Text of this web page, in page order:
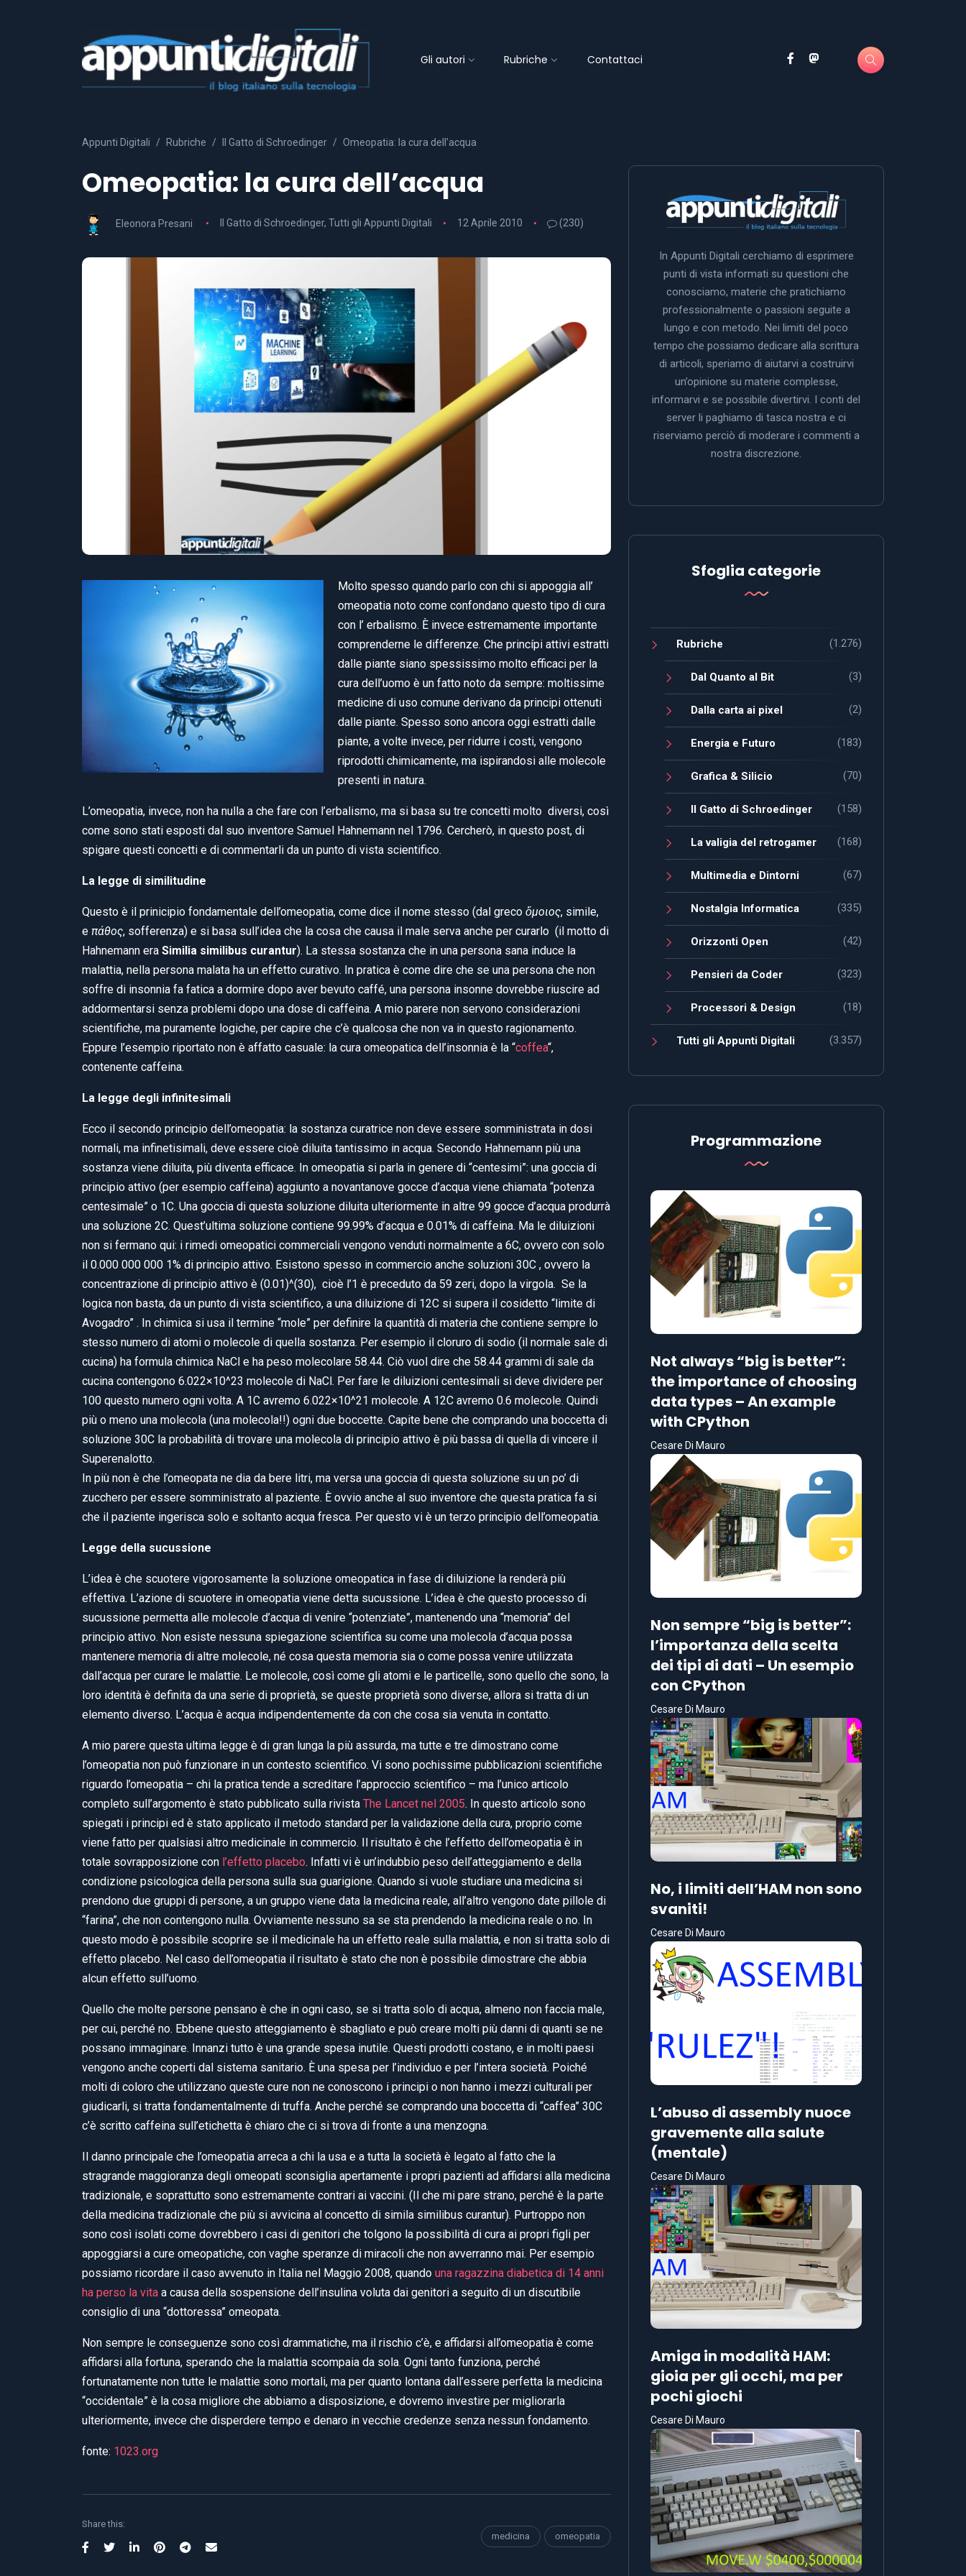
Gli autori Rubriche Contattaci
Appunti Digitali Rubriche Il Gatto di Schroedinger Omeopatia: la cura dell’acqua
Omeopatia: la cura dell’acqua
Eleonora Presani Il Gatto di Schroedinger, Tutti gli Appunti Digitali 12 Aprile 2010 (230)
Molto spesso quando parlo con chi si appoggia all’
omeopatia noto come confondano questo tipo di cura
con l’ erbalismo. È invece estremamente importante
comprenderne le differenze. Che princípi attivi estratti
dalle piante siano spessissimo molto efficaci per la
cura dell’uomo è un fatto noto da sempre: moltissime
medicine di uso comune derivano da principi ottenuti
dalle piante. Spesso sono ancora oggi estratti dalle
piante, a volte invece, per ridurre i costi, vengono
riprodotti chimicamente, ma ispirandosi alle molecole
presenti in natura.
L’omeopatia, invece, non ha nulla a che fare con l’erbalismo, ma si basa su tre concetti molto diversi, così
come sono stati esposti dal suo inventore Samuel Hahnemann nel 1796. Cercherò, in questo post, di
spigare questi concetti e di commentarli da un punto di vista scientifico.
La legge di similitudine
Questo è il prinicipio fondamentale dell’omeopatia, come dice il nome stesso (dal greco ὅμοιος, simile,
e πάθος, sofferenza) e si basa sull’idea che la cosa che causa il male serva anche per curarlo (il motto di
Hahnemann era Similia similibus curantur). La stessa sostanza che in una persona sana induce la
malattia, nella persona malata ha un effetto curativo. In pratica è come dire che se una persona che non
soffre di insonnia fa fatica a dormire dopo aver bevuto caffé, una persona insonne dovrebbe riuscire ad
addormentarsi senza problemi dopo una dose di caffeina. A mio parere non servono considerazioni
scientifiche, ma puramente logiche, per capire che c’è qualcosa che non va in questo ragionamento.
Eppure l’esempio riportato non è affatto casuale: la cura omeopatica dell’insonnia è la “coffea“,
contenente caffeina.
La legge degli infinitesimali
Ecco il secondo principio dell’omeopatia: la sostanza curatrice non deve essere somministrata in dosi
normali, ma infinetisimali, deve essere cioè diluita tantissimo in acqua. Secondo Hahnemann più una
sostanza viene diluita, più diventa efficace. In omeopatia si parla in genere di “centesimi”: una goccia di
principio attivo (per esempio caffeina) aggiunto a novantanove gocce d’acqua viene chiamata “potenza
centesimale” o 1C. Una goccia di questa soluzione diluita ulteriormente in altre 99 gocce d’acqua produrrà
una soluzione 2C. Quest’ultima soluzione contiene 99.99% d’acqua e 0.01% di caffeina. Ma le diluizioni
non si fermano qui: i rimedi omeopatici commerciali vengono venduti normalmente a 6C, ovvero con solo
il 0.000 000 000 1% di principio attivo. Esistono spesso in commercio anche soluzioni 30C , ovvero la
concentrazione di principio attivo è (0.01)^(30), cioè l’1 è preceduto da 59 zeri, dopo la virgola. Se la
logica non basta, da un punto di vista scientifico, a una diluizione di 12C si supera il cosidetto “limite di
Avogadro” . In chimica si usa il termine “mole” per definire la quantità di materia che contiene sempre lo
stesso numero di atomi o molecole di quella sostanza. Per esempio il cloruro di sodio (il normale sale di
cucina) ha formula chimica NaCl e ha peso molecolare 58.44. Ciò vuol dire che 58.44 grammi di sale da
cucina contengono 6.022×10^23 molecole di NaCl. Per fare le diluizioni centesimali si deve dividere per
100 questo numero ogni volta. A 1C avremo 6.022×10^21 molecole. A 12C avremo 0.6 molecole. Quindi
più o meno una molecola (una molecola!!) ogni due boccette. Capite bene che comprando una boccetta di
soluzione 30C la probabilità di trovare una molecola di principio attivo è più bassa di quella di vincere il
Superenalotto.
In più non è che l’omeopata ne dia da bere litri, ma versa una goccia di questa soluzione su un po’ di
zucchero per essere somministrato al paziente. È ovvio anche al suo inventore che questa pratica fa si
che il paziente ingerisca solo e soltanto acqua fresca. Per questo vi è un terzo principio dell’omeopatia.
Legge della sucussione
L’idea è che scuotere vigorosamente la soluzione omeopatica in fase di diluizione la renderà più
effettiva. L’azione di scuotere in omeopatia viene detta sucussione. L’idea è che questo processo di
sucussione permetta alle molecole d’acqua di venire “potenziate”, mantenendo una “memoria” del
principio attivo. Non esiste nessuna spiegazione scientifica su come una molecola d’acqua possa
mantenere memoria di altre molecole, né cosa questa memoria sia o come possa venire utilizzata
dall’acqua per curare le malattie. Le molecole, così come gli atomi e le particelle, sono quello che sono, la
loro identità è definita da una serie di proprietà, se queste proprietà sono diverse, allora si tratta di un
elemento diverso. L’acqua è acqua indipendentemente da con che cosa sia venuta in contatto.
A mio parere questa ultima legge è di gran lunga la più assurda, ma tutte e tre dimostrano come
l’omeopatia non può funzionare in un contesto scientifico. Vi sono pochissime pubblicazioni scientifiche
riguardo l’omeopatia – chi la pratica tende a screditare l’approccio scientifico – ma l’unico articolo
completo sull’argomento è stato pubblicato sulla rivista The Lancet nel 2005. In questo articolo sono
spiegati i principi ed è stato applicato il metodo standard per la validazione della cura, proprio come
viene fatto per qualsiasi altro medicinale in commercio. Il risultato è che l’effetto dell’omeopatia è in
totale sovrapposizione con l’effetto placebo. Infatti vi è un’indubbio peso dell’atteggiamento e della
condizione psicologica della persona sulla sua guarigione. Quando si vuole studiare una medicina si
prendono due gruppi di persone, a un gruppo viene data la medicina reale, all’altro vengono date pillole di
“farina”, che non contengono nulla. Ovviamente nessuno sa se sta prendendo la medicina reale o no. In
questo modo è possibile scoprire se il medicinale ha un effetto reale sulla malattia, e non si tratta solo di
effetto placebo. Nel caso dell’omeopatia il risultato è stato che non è possibile dimostrare che abbia
alcun effetto sull’uomo.
Quello che molte persone pensano è che in ogni caso, se si tratta solo di acqua, almeno non faccia male,
per cui, perché no. Ebbene questo atteggiamento è sbagliato e può creare molti più danni di quanti se ne
possano immaginare. Innanzi tutto è una grande spesa inutile. Questi prodotti costano, e in molti paesi
vengono anche coperti dal sistema sanitario. È una spesa per l’individuo e per l’intera società. Poiché
molti di coloro che utilizzano queste cure non ne conoscono i principi o non hanno i mezzi culturali per
giudicarli, si tratta fondamentalmente di truffa. Anche perché se comprando una boccetta di “caffea” 30C
c’è scritto caffeina sull’etichetta è chiaro che ci si trova di fronte a una menzogna.
Il danno principale che l’omeopatia arreca a chi la usa e a tutta la società è legato al fatto che la
stragrande maggioranza degli omeopati sconsiglia apertamente i propri pazienti ad affidarsi alla medicina
tradizionale, e soprattutto sono estremamente contrari ai vaccini. (Il che mi pare strano, perché è la parte
della medicina tradizionale che più si avvicina al concetto di simila similibus curantur). Purtroppo non
sono così isolati come dovrebbero i casi di genitori che tolgono la possibilità di cura ai propri figli per
appoggiarsi a cure omeopatiche, con vaghe speranze di miracoli che non avverranno mai. Per esempio
possiamo ricordare il caso avvenuto in Italia nel Maggio 2008, quando una ragazzina diabetica di 14 anni
ha perso la vita a causa della sospensione dell’insulina voluta dai genitori a seguito di un discutibile
consiglio di una “dottoressa” omeopata.
Non sempre le conseguenze sono così drammatiche, ma il rischio c’è, e affidarsi all’omeopatia è come
affidarsi alla fortuna, sperando che la malattia scompaia da sola. Ogni tanto funziona, perché
fortunatamente non tutte le malattie sono mortali, ma per quanto lontana dall’essere perfetta la medicina
“occidentale” è la cosa migliore che abbiamo a disposizione, e dovremo investire per migliorarla
ulteriormente, invece che disperdere tempo e denaro in vecchie credenze senza nessun fondamento.
fonte: 1023.org
Share this:
medicina
omeopatia
In Appunti Digitali cerchiamo di esprimere
punti di vista informati su questioni che
conosciamo, materie che pratichiamo
professionalmente o passioni seguite a
lungo e con metodo. Nei limiti del poco
tempo che possiamo dedicare alla scrittura
di articoli, speriamo di aiutarvi a costruirvi
un’opinione su materie complesse,
informarvi e se possibile divertirvi. I conti del
server li paghiamo di tasca nostra e ci
riserviamo perciò di moderare i commenti a
nostra discrezione.
Sfoglia categorie
Rubriche (1.276)
Dal Quanto al Bit (3)
Dalla carta ai pixel (2)
Energia e Futuro (183)
Grafica & Silicio (70)
Il Gatto di Schroedinger (158)
La valigia del retrogamer (168)
Multimedia e Dintorni (67)
Nostalgia Informatica (335)
Orizzonti Open (42)
Pensieri da Coder (323)
Processori & Design (18)
Tutti gli Appunti Digitali (3.357)
Programmazione
Not always “big is better”:
the importance of choosing
data types – An example
with CPython
Cesare Di Mauro
Non sempre “big is better”:
l’importanza della scelta
dei tipi di dati – Un esempio
con CPython
Cesare Di Mauro
No, i limiti dell’HAM non sono
svaniti!
Cesare Di Mauro
L’abuso di assembly nuoce
gravemente alla salute
(mentale)
Cesare Di Mauro
Amiga in modalità HAM:
gioia per gli occhi, ma per
pochi giochi
Cesare Di Mauro